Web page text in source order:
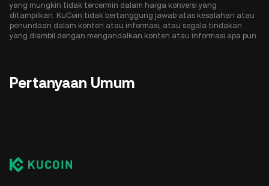
yang mungkin tidak tercermin dalam harga konversi yang
ditampilkan. KuCoin tidak bertanggung jawab atas kesalahan atau
penundaan dalam konten atau informasi, atau segala tindakan
yang diambil dengan mengandalkan konten atau informasi apa pun.
Pertanyaan Umum